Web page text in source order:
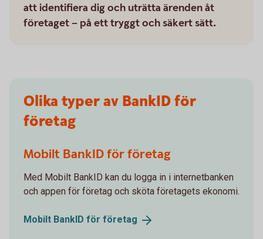
att identifiera dig och uträtta ärenden åt
företaget – på ett tryggt och säkert sätt.
Olika typer av BankID för
företag
Mobilt BankID för företag
Med Mobilt BankID kan du logga in i internetbanken
och appen för företag och sköta företagets ekonomi.
Mobilt BankID för företag